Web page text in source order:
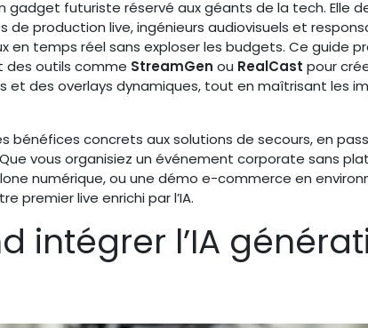
gadget futuriste réservé aux géants de la tech. Elle
production live, ingénieurs audiovisuels et
en temps réel sans exploser les budgets. Ce guide
outils comme StreamGen ou RealCast pour
et des overlays dynamiques, tout en maîtrisant les
bénéfices concrets aux solutions de secours, en
vous organisiez un événement corporate sans
numérique, ou une démo e-commerce en
premier live enrichi par l’IA.
intégrer l’IA